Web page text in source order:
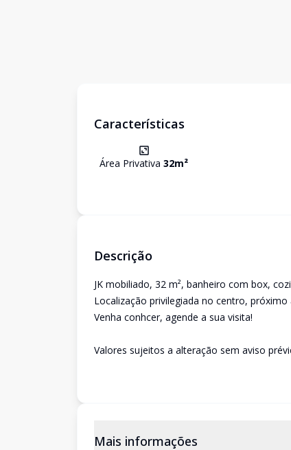
Características
Área Privativa 32m²
Descrição
JK mobiliado, 32 m², banheiro com box,
Localização privilegiada no centro,
Venha conhcer, agende a sua visita!
Valores sujeitos a alteração sem aviso
Mais informações